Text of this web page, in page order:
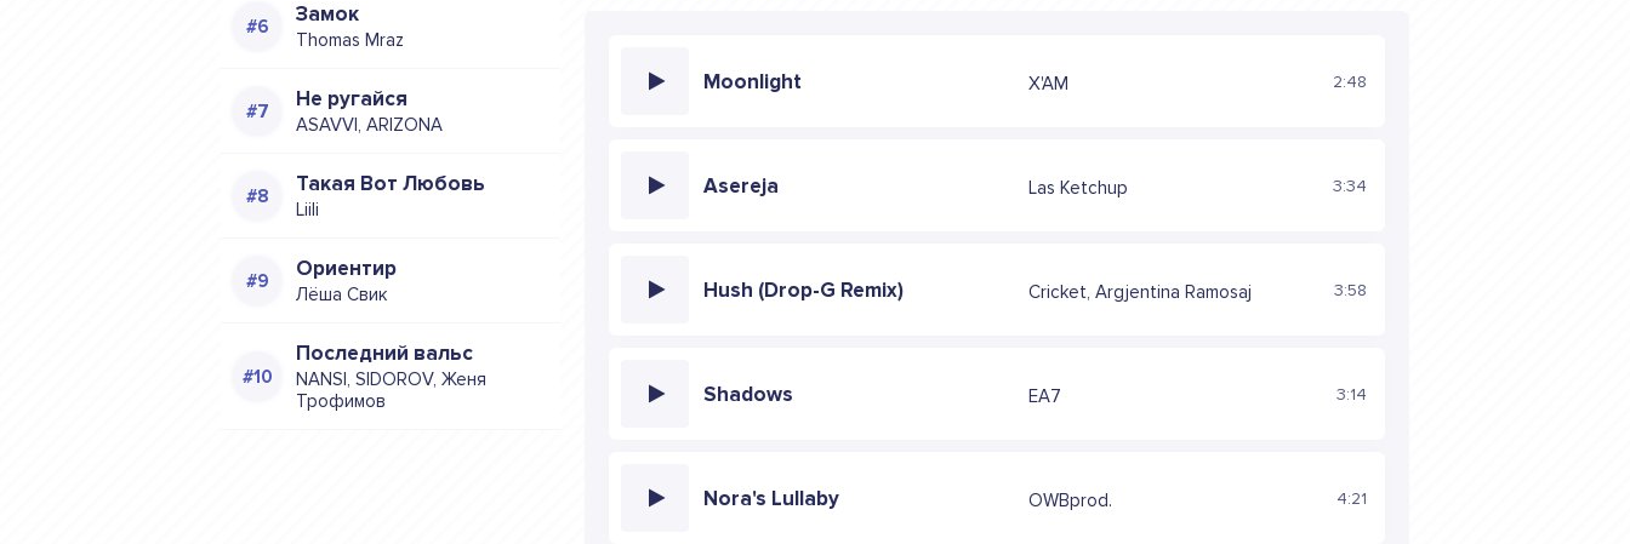
Замок
Thomas Mraz
Не ругайся
ASAVVI, ARIZONA
Такая Вот Любовь
Liili
Ориентир
Лёша Свик
Последний вальс
NANSI, SIDOROV, Женя
Трофимов
Moonlight X'AM 2:48
Asereja Las Ketchup 3:34
Hush (Drop-G Remix) Cricket, Argjentina Ramosaj 3:58
Shadows EA7 3:14
Nora's Lullaby OWBprod. 4:21